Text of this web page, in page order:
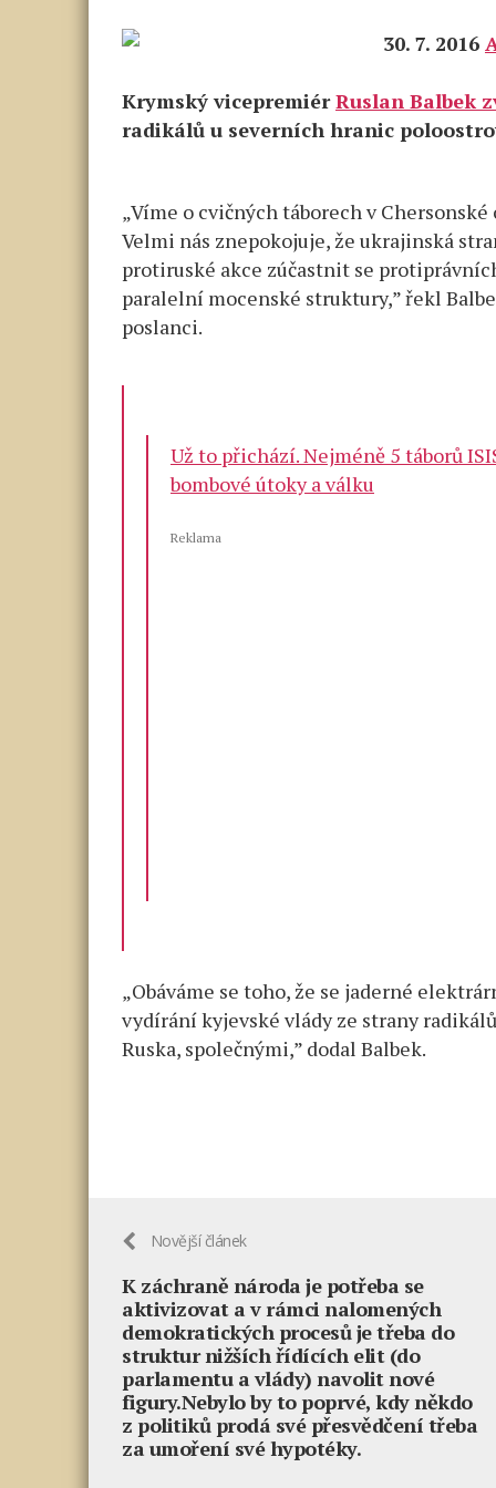
30. 7. 2016
Krymský vicepremiérRuslan Balbek
radikálů u severních hranic
„Víme o cvičných táborech v
Velmi nás znepokojuje, že ukrajinská
protiruské akce zúčastnit se
paralelní mocenské struktury,” řekl
poslanci.
Už to přichází. Nejméně 5 táborů
bombové útoky a válku
Reklama
„Obáváme se toho, že se jaderné
vydírání kyjevské vlády ze strany
Ruska, společnými,” dodal Balbek.
Novější článek
K záchraně národa je potřeba se
aktivizovat a v rámci nalomených
demokratických procesů je třeba do
struktur nižších řídících elit (do
parlamentu a vlády) navolit nové
figury.Nebylo by to poprvé, kdy někdo
z politiků prodá své přesvědčení třeba
za umoření své hypotéky.